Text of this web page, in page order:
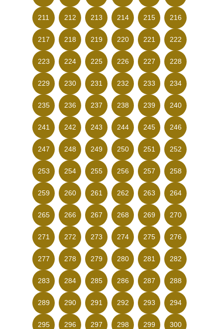
211 212 213 214 215 216
217 218 219 220 221 222
223 224 225 226 227 228
229 230 231 232 233 234
235 236 237 238 239 240
241 242 243 244 245 246
247 248 249 250 251 252
253 254 255 256 257 258
259 260 261 262 263 264
265 266 267 268 269 270
271 272 273 274 275 276
277 278 279 280 281 282
283 284 285 286 287 288
289 290 291 292 293 294
295 296 297 298 299 300